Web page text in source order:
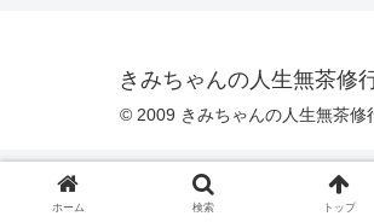
きみちゃんの人生無茶修
© 2009 きみちゃんの人生無茶修
ホーム 検索 トップ